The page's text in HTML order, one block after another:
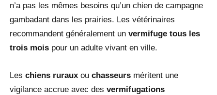
n’a pas les mêmes besoins qu’un chien de campagne
gambadant dans les prairies. Les vétérinaires
recommandent généralement un vermifuge tous les
trois mois pour un adulte vivant en ville.
Les chiens ruraux ou chasseurs méritent une
vigilance accrue avec des vermifugations